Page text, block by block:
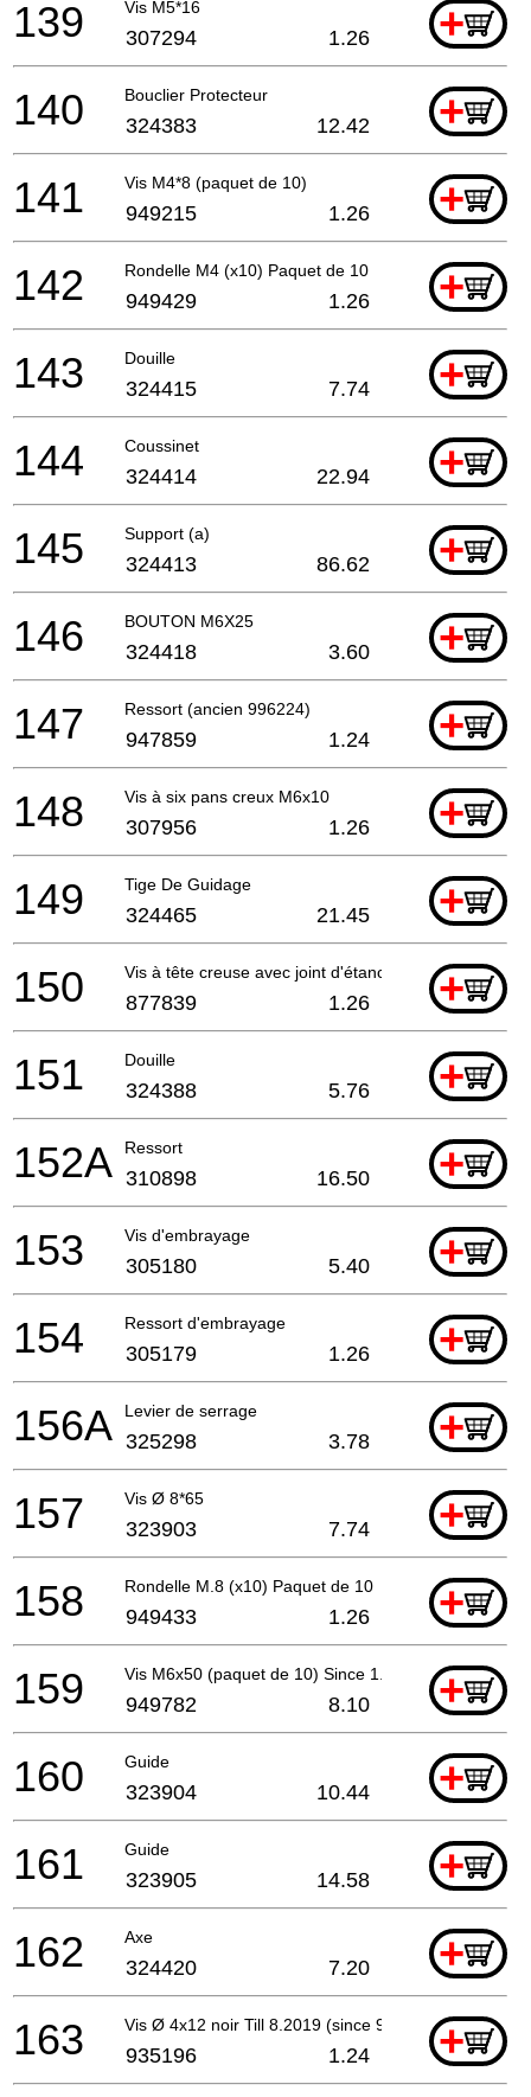
Vis M5*16 +
139 307294 1.26
Bouclier Protecteur +
140 324383 12.42
Vis M4*8 (paquet de 10) +
141 949215 1.26
Rondelle M4 (x10) Paquet de 10 +
142 949429 1.26
Douille +
143 324415 7.74
Coussinet +
144 324414 22.94
Support (a) +
145 324413 86.62
BOUTON M6X25 +
146 324418 3.60
Ressort (ancien 996224) +
147 947859 1.24
Vis à six pans creux M6x10 +
148 307956 1.26
Tige De Guidage +
149 324465 21.45
Vis à tête creuse avec joint d'étanchéité M5x10
+
150 877839 1.26
Douille +
151 324388 5.76
Ressort +
152A 310898 16.50
Vis d'embrayage +
153 305180 5.40
Ressort d'embrayage +
154 305179 1.26
Levier de serrage +
156A 325298 3.78
Vis Ø 8*65 +
157 323903 7.74
Rondelle M.8 (x10) Paquet de 10 +
158 949433 1.26
Vis M6x50 (paquet de 10) Since 1.1985 For Aus,saf
+
159 949782 8.10
Guide +
160 323904 10.44
Guide +
161 323905 14.58
Axe +
162 324420 7.20
Vis Ø 4x12 noir Till 8.2019 (since 9.2017 Except
+
163 935196 1.24